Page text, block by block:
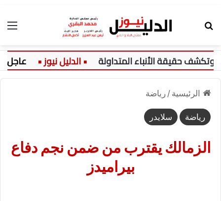
حقيقة الأنباء المتداولة عاجل:
الرئيسية / رياضة
رياضة سلايدر
الزمالك يقترب من ضمن نجم دفاع
بيراميدز